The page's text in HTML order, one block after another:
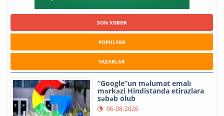
SON XƏBƏR
POPULYAR
YAZARLAR
“Google”un məlumat emalı
mərkəzi Hindistanda etirazlara
səbəb olub
06-08-2026